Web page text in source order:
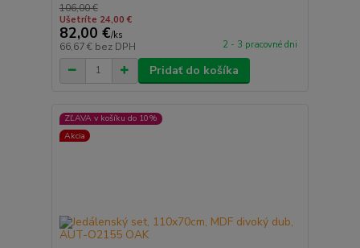
106,00 €
Ušetríte 24,00 €
82,00 €/ks
66,67 € bez DPH 2 - 3 pracovné dni
Pridať do košíka
ZĽAVA v košíku do 10%
Akcia